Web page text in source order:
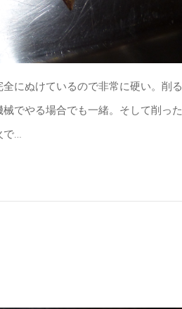
にぬけているので非常に硬い。削る
でやる場合でも一緒。そして削った
で…